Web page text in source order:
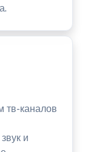
тв-каналов
и